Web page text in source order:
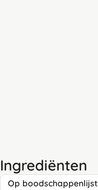
Ingrediënten
Op boodschappenlijst